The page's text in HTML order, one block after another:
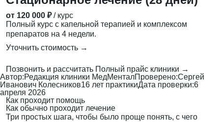
от 120 000 ₽ / курс
Полный курс с капельной терапией и комплексом
препаратов на 4 недели.
Уточнить стоимость →
Позвонить и рассчитать Полный прайс клиники →
Автор:Редакция клиники МедМенталПроверено:Сергей
Иванович Колесников16 лет практикиДата проверки:6
апреля 2026
Как проходит помощь
Как обычно проходит лечение
Три простых шага, чтобы было проще понять, с чего